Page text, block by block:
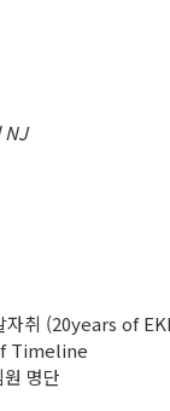
NJ
자취 (20years of
Timeline
명단